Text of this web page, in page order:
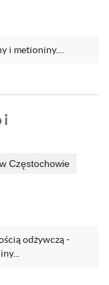
i metioniny....
i
Częstochowie
odżywczą -